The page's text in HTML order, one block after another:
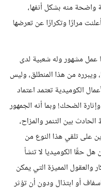
منه بشكل أنفها،
مرارًا وتكرارًا عن تعرضها
عمل مشهور وله شعبية لدى
ويبرره من هذا المنطلق، وليس
الكوميدية تعتمد اعتماد
الضحك! وبما أنه الجمهور
بين التنمر والمزاح،
على تلقي هذا النوع من
هل حقًا الكوميديا لا تنشأ
والعقول المميزة التي يمكن
أو ابتذال ودون أن تؤثر